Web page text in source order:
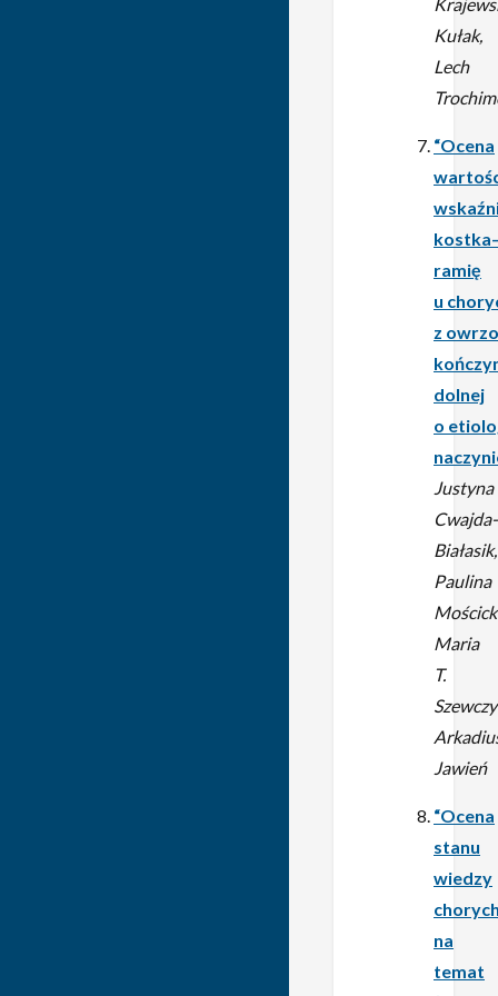
Kułak,
Lech
“Ocena
ramię
u
z
dolnej
o
Justyna
Cwajda-
Białasik,
Paulina
Maria
T.
Jawień
“Ocena
stanu
wiedzy
na
temat